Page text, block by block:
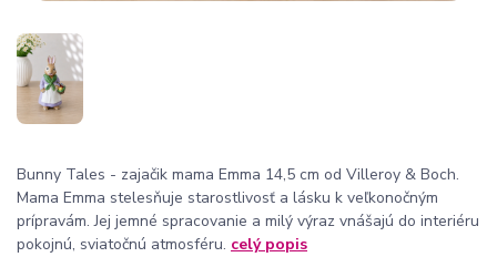
Bunny Tales - zajačik mama Emma 14,5 cm od Villeroy & Boch.
Mama Emma stelesňuje starostlivosť a lásku k veľkonočným
prípravám. Jej jemné spracovanie a milý výraz vnášajú do interiéru
pokojnú, sviatočnú atmosféru. celý popis